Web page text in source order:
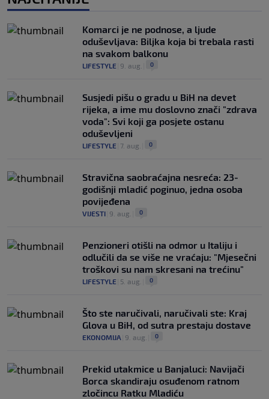
Komarci je ne podnose, a ljude
oduševljava: Biljka koja bi trebala rasti
na svakom balkonu
LIFESTYLE 9. aug. 0
Susjedi pišu o gradu u BiH na devet
rijeka, a ime mu doslovno znači "zdrava
voda": Svi koji ga posjete ostanu
oduševljeni
LIFESTYLE 7. aug. 0
Stravična saobraćajna nesreća: 23-
godišnji mladić poginuo, jedna osoba
povijeđena
VIJESTI 9. aug. 0
Penzioneri otišli na odmor u Italiju i
odlučili da se više ne vraćaju: "Mjesečni
troškovi su nam skresani na trećinu"
LIFESTYLE 5. aug. 0
Što ste naručivali, naručivali ste: Kraj
Glova u BiH, od sutra prestaju dostave
EKONOMIJA 9. aug. 0
Prekid utakmice u Banjaluci: Navijači
Borca skandiraju osuđenom ratnom
zločincu Ratku Mladiću